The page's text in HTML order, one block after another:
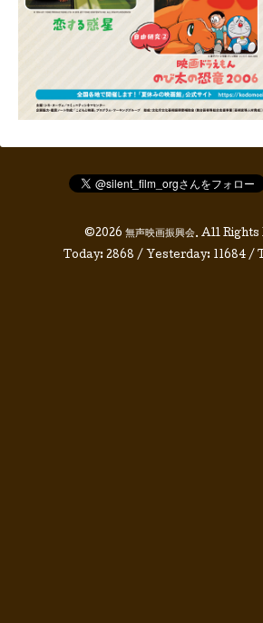
©2026 無声映画振興会. All Rights
Today: 2868 / Yesterday: 11684/